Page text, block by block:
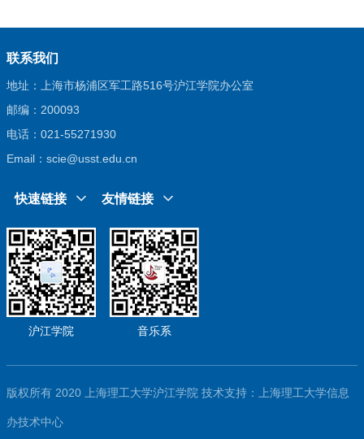
联系我们
地址：上海市杨浦区军工路516号沪江学院办公室
邮编：200093
电话：021-55271930
Email：scie@usst.edu.cn
快速链接 友情链接
沪江学院 音乐系
版权所有 2020 上海理工大学沪江学院 技术支持：上海理工大学信息
办技术中心